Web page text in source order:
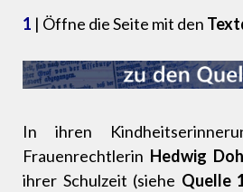
1 | Öffne die Seite mit den
In ihren
Frauenrechtlerin Hedwig
ihrer Schulzeit (siehe Quelle